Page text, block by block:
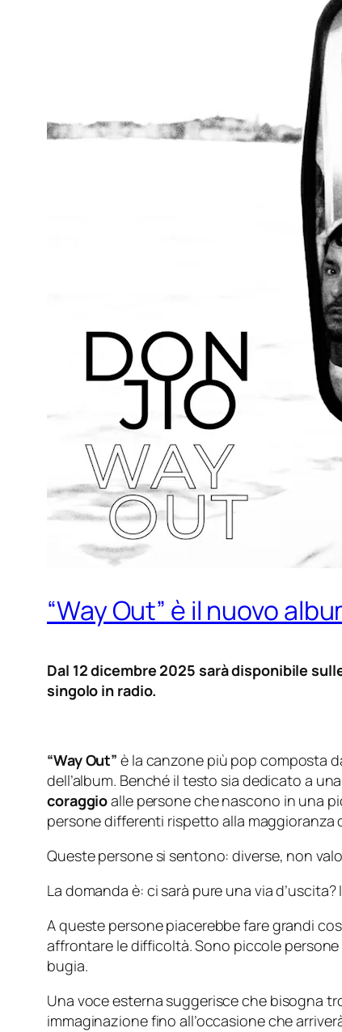
“Way Out” è il nuovo
Dal 12 dicembre 2025 sarà disponibile
singolo in radio.
“Way Out” è la canzone più pop composta
dell’album. Benché il testo sia dedicato a
coraggioalle persone che nascono in una
persone differenti rispetto alla maggioranza
Queste persone si sentono: diverse, non
La domanda è: ci sarà pure una via
A queste persone piacerebbe fare grandi
affrontare le difficoltà. Sono piccole persone
bugia.
Una voce esterna suggerisce che bisogna
immaginazione fino all’occasione che